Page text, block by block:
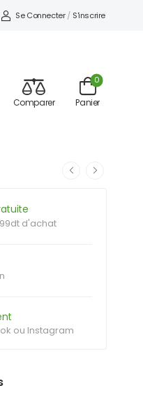
Se Connecter / S'inscrire
Comparer Panier
0
d'achat
ou Instagram